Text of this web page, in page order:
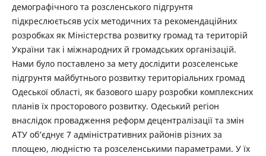
демографічного та розсленського підгрунтя
підкреслюєтьсяв усіх методичних та рекомендаційних
розробках як Міністерства розвитку громад та територій
України так і міжнародних й громадських організацій.
Нами було поставлено за мету дослідити розселенське
підгрунтя майбутнього розвитку територіальних громад
Одеської області, як базового шару розробки комплексних
планів їх просторового розвитку. Одеський регіон
внаслідок провадження реформ децентралізації та змін
АТУ об’єднує 7 адміністративних районів різних за
площею, людністю та розселенськими параметрами. У їх